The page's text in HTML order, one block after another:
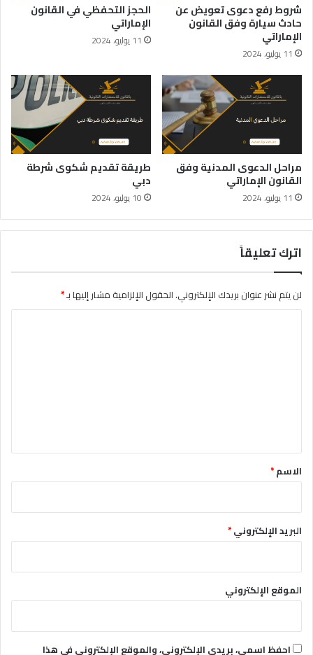
شروط رفع دعوى تعويض عن
حادث سيارة وفق القانون
الإماراتي
11 يوليو، 2024
الحجز التحفظي في القانون
الإماراتي
11 يوليو، 2024
مراحل الدعوى المدنية وفق
القانون الإماراتي
11 يوليو، 2024
طريقة تقديم شكوى شرطة
دبي
10 يوليو، 2024
اترك تعليقاً
لن يتم نشر عنوان بريدك الإلكتروني.الحقول الإلزامية مشار إليها بـ*
*الاسم*
البريد الإلكتروني*
الموقع الإلكتروني
احفظ اسمي، بريدي الإلكتروني، والموقع الإلكتروني في هذا